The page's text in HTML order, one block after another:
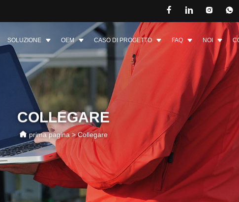
SOLUZIONE OEM CASO DI PROGETTO FAQ NOI
COLLEGARE
prima pagina>Collegare